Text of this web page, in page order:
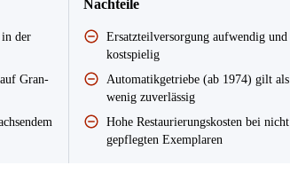
der
Gran-
Nachteile
Ersatzteilversorgung aufwendig und
kostspielig
Automatikgetriebe (ab 1974) gilt als
wenig zuverlässig
Hohe Restaurierungskosten bei nicht
gepflegten Exemplaren